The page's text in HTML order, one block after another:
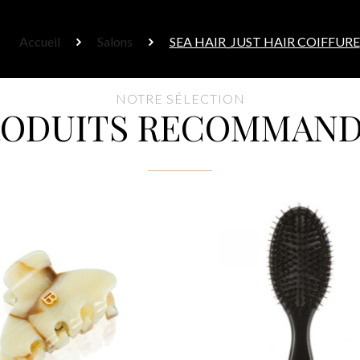
Accueil Salons SEA HAIR_JUST HAIR COIFFURE
NOTRE SÉLECTION